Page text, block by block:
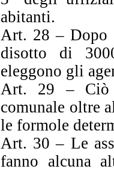
abitanti.
Art. 28 – Dopo
disotto di
eleggono gli
Art. 29 – Ciò
comunale oltre
le formole
Art. 30 – Le
fanno alcuna